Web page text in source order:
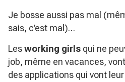
Je bosse aussi pas mal
sais, c’est mal)…
Lesworking girls qui ne
job, même en vacances,
des applications qui vont